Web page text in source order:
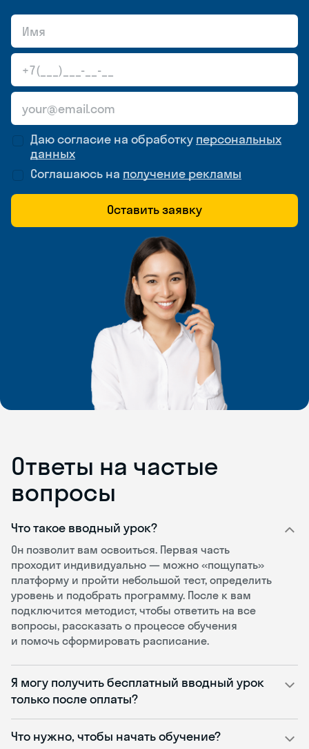
Даю согласие на обработку персональных
данных
Соглашаюсь на получение рекламы
Оставить заявку
Ответы на частые
вопросы
Что такое вводный урок?
Он позволит вам освоиться. Первая часть
проходит индивидуально — можно «пощупать»
платформу и пройти небольшой тест, определить
уровень и подобрать программу. После к вам
подключится методист, чтобы ответить на все
вопросы, рассказать о процессе обучения
и помочь сформировать расписание.
Я могу получить бесплатный вводный урок
только после оплаты?
Что нужно, чтобы начать обучение?